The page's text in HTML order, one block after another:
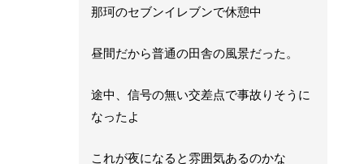
那珂のセブンイレブンで休憩中
昼間だから普通の田舎の風景だった。
途中、信号の無い交差点で事故りそうに
なったよ
これが夜になると雰囲気あるのかな